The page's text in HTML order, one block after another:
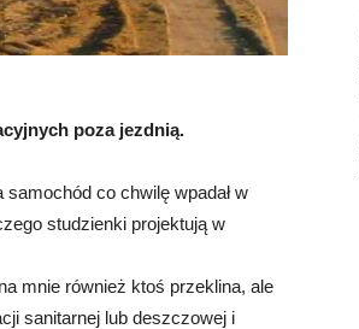
poza jezdnią.
co chwilę wpadał w
studzienki projektują w
mnie również ktoś przeklina, ale
sanitarnej lub deszczowej i